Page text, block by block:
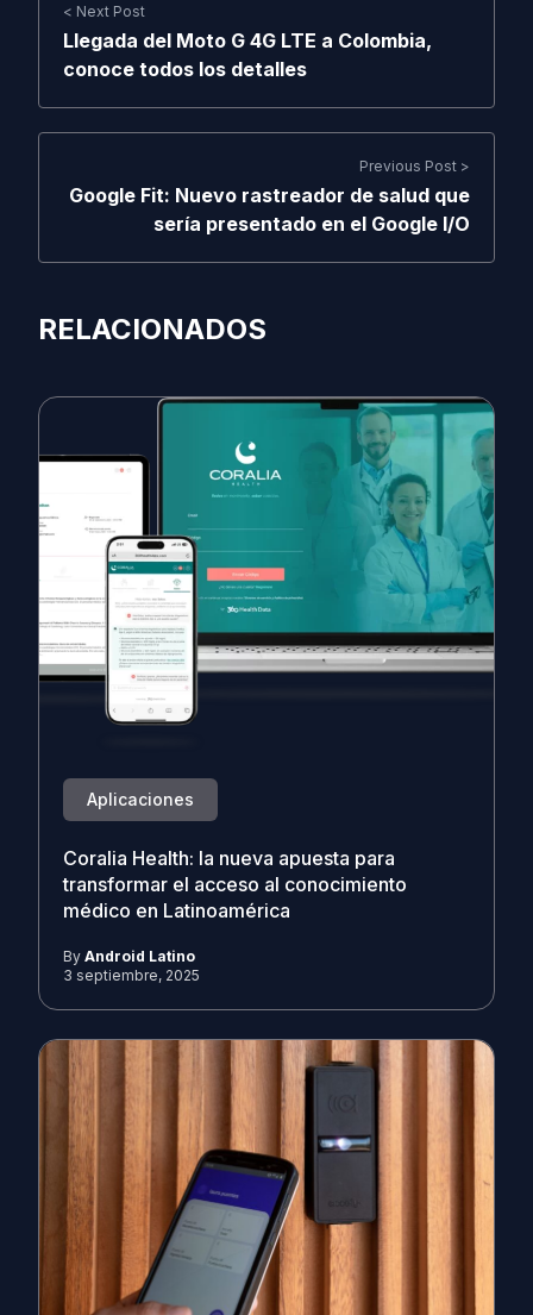
< Next Post
Llegada del Moto G 4G LTE a Colombia,
conoce todos los detalles
Previous Post >
Google Fit: Nuevo rastreador de salud que
sería presentado en el Google I/O
RELACIONADOS
Aplicaciones
Coralia Health: la nueva apuesta para
transformar el acceso al conocimiento
médico en Latinoamérica
By Android Latino
3 septiembre, 2025